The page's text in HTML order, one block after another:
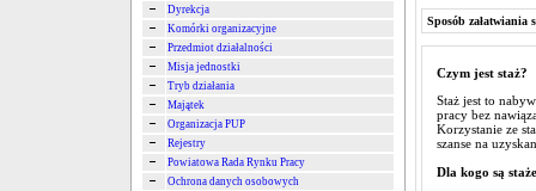
Dyrekcja
Komórki organizacyjne
Przedmiot działalności
Misja jednostki
Tryb działania
Majątek
Organizacja PUP
Rejestry
Powiatowa Rada Rynku Pracy
Ochrona danych osobowych
Sposób załatwiania
Czym jest staż?
Staż jest to
pracy bez
Korzystanie ze
szanse na
Dla kogo są